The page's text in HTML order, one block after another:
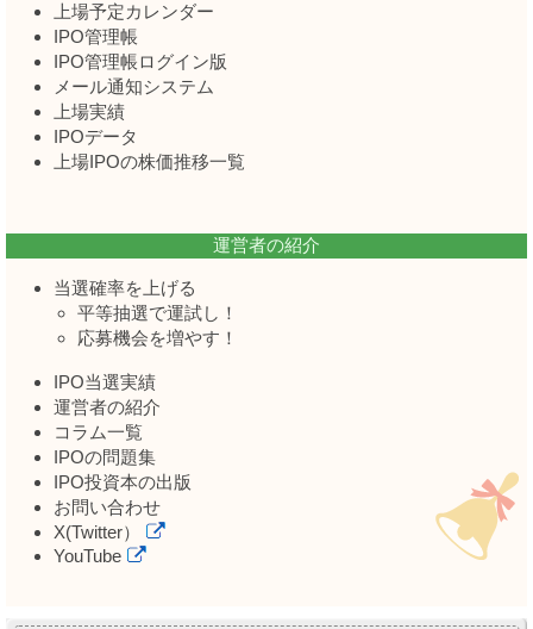
上場予定カレンダー
IPO管理帳
IPO管理帳ログイン版
メール通知システム
上場実績
IPOデータ
上場IPOの株価推移一覧
運営者の紹介
当選確率を上げる
平等抽選で運試し！
応募機会を増やす！
IPO当選実績
運営者の紹介
コラム一覧
IPOの問題集
IPO投資本の出版
お問い合わせ
X(Twitter）
YouTube